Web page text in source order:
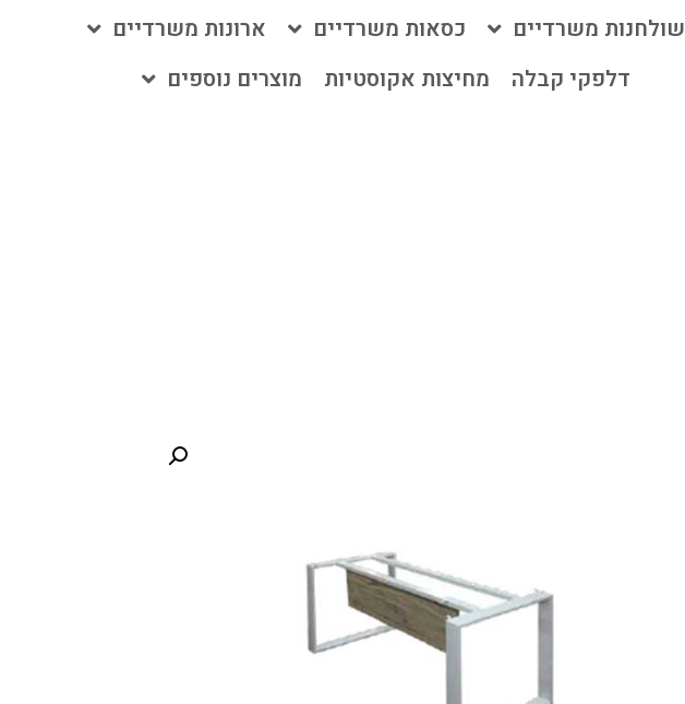
שולחנות משרדיים כסאות משרדיים
ארונות משרדיים
דלפקי קבלה
מחיצות אקוסטיות מוצרים נוספים